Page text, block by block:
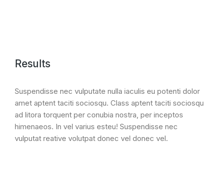
Results
Suspendisse nec vulputate nulla iaculis eu potenti dolor
amet aptent taciti sociosqu. Class aptent taciti sociosqu
ad litora torquent per conubia nostra, per inceptos
himenaeos. In vel varius esteu! Suspendisse nec
vulputat reative volutpat donec vel donec vel.